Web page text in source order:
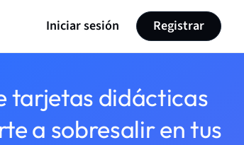
Iniciar sesión Registrar
tarjetas didácticas
a sobresalir en tus